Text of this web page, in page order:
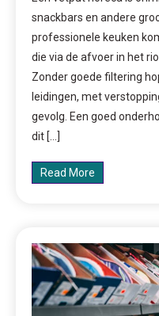
snackbars en andere
professionele keuken
die via de afvoer in het
Zonder goede filtering
leidingen, met
gevolg. Een goed
dit […]
Read More